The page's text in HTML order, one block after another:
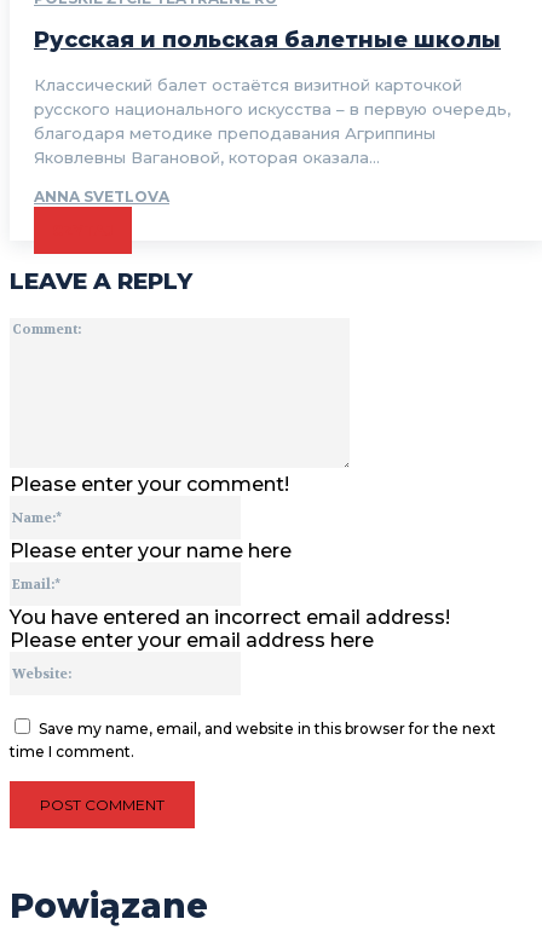
Русская и польская балетные школы
Классический балет остаётся визитной карточкой
русского национального искусства – в первую очередь,
благодаря методике преподавания Агриппины
Яковлевны Вагановой, которая оказала...
ANNA SVETLOVA
LEAVE A REPLY
Please enter your comment!
Please enter your name here
You have entered an incorrect email address!
Please enter your email address here
Save my name, email, and website in this browser for the next
time I comment.
Powiązane